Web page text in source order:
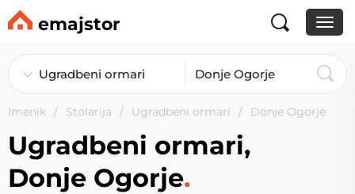
emajstor
Imenik Stolarija Ugradbeni ormari Donje Ogorje
Ugradbeni ormari,
Donje Ogorje.